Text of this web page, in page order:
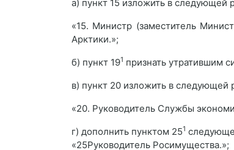
а) пункт 15 изложить в следующей
«15. Министр (заместитель
Арктики.»;
б) пункт 191 признать утратившим
в) пункт 20 изложить в следующей
«20. Руководитель Службы
г) дополнить пунктом 251
«25Руководитель Росимущества.»;